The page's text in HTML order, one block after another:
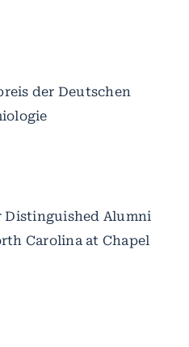
der Deutschen
Distinguished Alumni
Carolina at Chapel